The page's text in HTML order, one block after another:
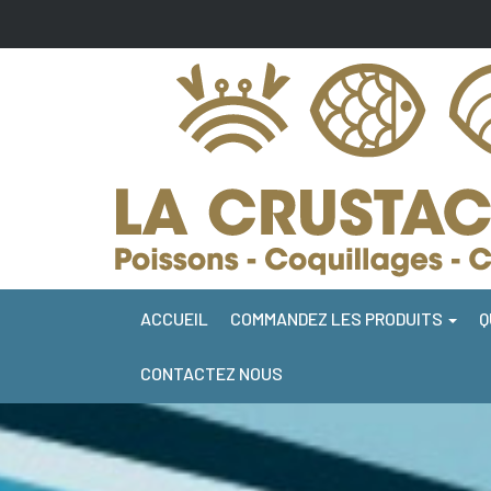
ACCUEIL COMMANDEZ LES PRODUITS
CONTACTEZ NOUS